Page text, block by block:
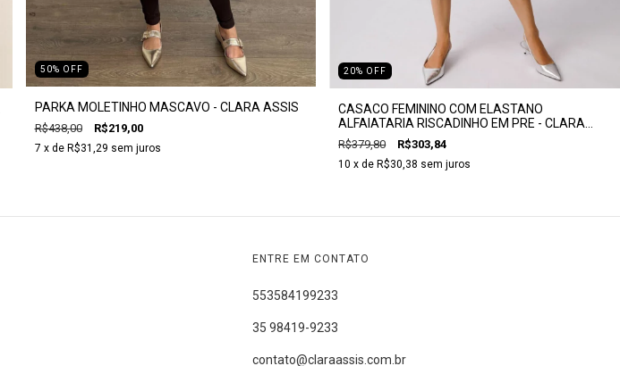
50% OFF
PARKA MOLETINHO MASCAVO - CLARA ASSIS
R$438,00 R$219,00
7 x de R$31,29 sem juros
20% OFF
CASACO FEMININO COM ELASTANO
ALFAIATARIA RISCADINHO EM PRE - CLARA
ASSIS
R$379,80 R$303,84
10 x deR$30,38 sem juros
ENTRE EM CONTATO
553584199233
35 98419-9233
contato@claraassis.com.br